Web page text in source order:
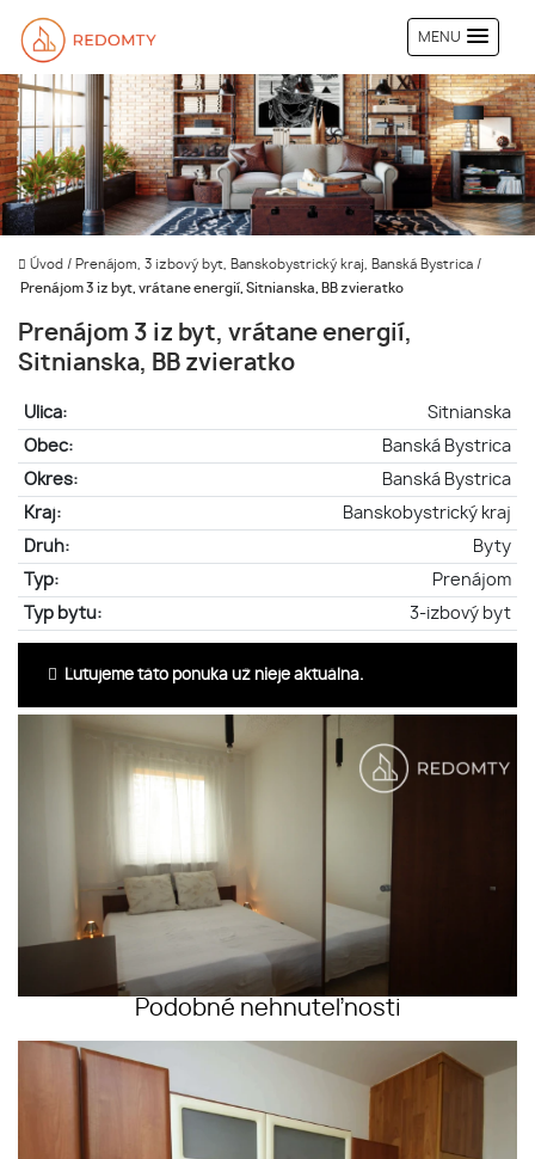
MENU
Úvod / Prenájom, 3 izbový byt, Banskobystrický kraj, Banská Bystrica /
Prenájom 3 iz byt, vrátane energií, Sitnianska, BB zvieratko
Prenájom 3 iz byt, vrátane energií,
Sitnianska, BB zvieratko
Ulica:
Sitnianska
Obec:
Banská Bystrica
Okres:
Banská Bystrica
Kraj:
Banskobystrický kraj
Druh:
Byty
Typ:
Prenájom
Typ bytu:
3-izbový byt
Ľutujeme táto ponuka už nieje aktuálna.
Podobné nehnuteľnosti